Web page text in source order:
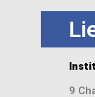
9